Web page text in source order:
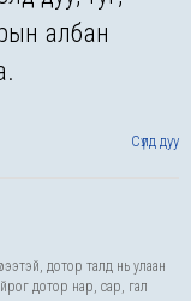
албан
Сүлд дуу
дотор талд нь улаан
дотор нар, сар, гал